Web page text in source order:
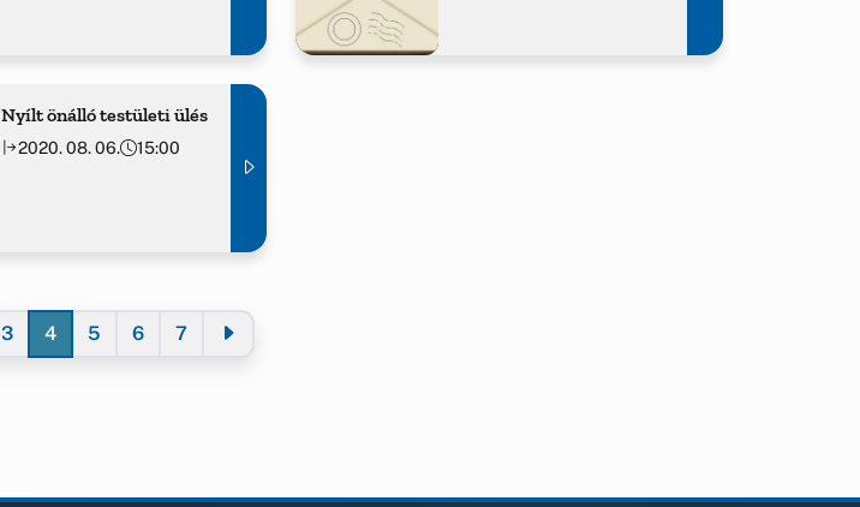
Nyílt önálló testületi ülés
2020. 08. 06. 15:00
3 4 5 6 7